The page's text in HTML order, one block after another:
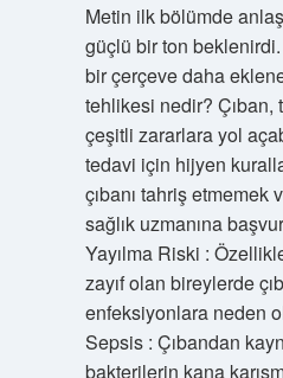
Metin ilk bölümde
güçlü bir ton
bir çerçeve daha
tehlikesi nedir?
çeşitli zararlara yol
tedavi için hijyen
çıbanı tahriş etmemek
sağlık uzmanına
Yayılma Riski :
zayıf olan bireylerde
enfeksiyonlara neden
Sepsis : Çıbandan
bakterilerin kana